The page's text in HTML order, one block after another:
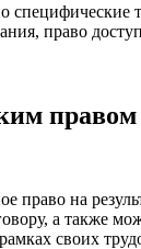
право
право на
а также
своих